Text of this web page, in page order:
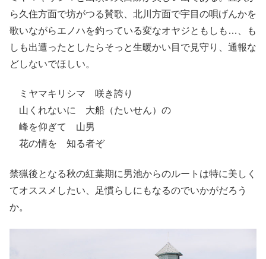
ら久住方面で坊がつる賛歌、北川方面で宇目の唄げんかを
歌いながらエノハを釣っている変なオヤジともしも…、も
しも出遭ったとしたらそっと生暖かい目で見守り、通報な
どしないでほしい。
ミヤマキリシマ 咲き誇り
山くれないに 大船（たいせん）の
峰を仰ぎて 山男
花の情を 知る者ぞ
禁猟後となる秋の紅葉期に男池からのルートは特に美しく
てオススメしたい、足慣らしにもなるのでいかがだろう
か。